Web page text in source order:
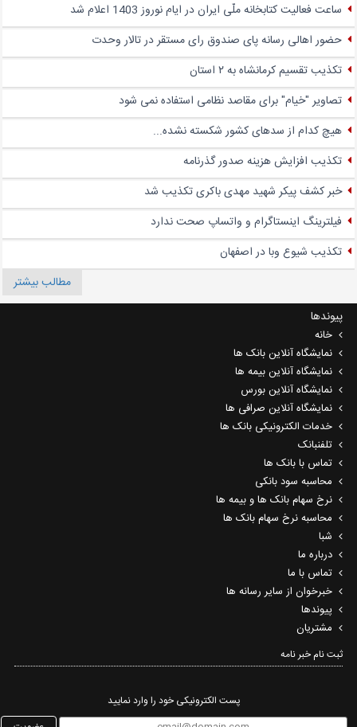
ساعت فعالیت کتابخانه ملّی ایران در ایام نوروز 1403 اعلام شد
حضور اهالی رسانه پای صندوق‌ رای مستقر در تالار وحدت
تکذیب تقسیم کرمانشاه به ۲ استان
تصاویر "خیام" برای مقاصد نظامی استفاده نمی شود
هیچ کدام از سدهای کشور شکسته نشده...
تکذیب افزایش هزینه صدور گذرنامه
خبر کشف پیکر شهید مهدی باکری تکذیب شد
فیلترینگ اینستاگرام و واتساپ صحت ندارد
تکذیب شیوع وبا در اصفهان
مطالب بیشتر
پیوندها
خانه
نمایشگاه آنلاین بانک ها
نمایشگاه آنلاین بیمه ها
نمایشگاه آنلاین بورس
نمایشگاه آنلاین صرافی ها
خدمات الکترونیکی بانک ها
تلفنبانک
تماس با بانک ها
محاسبه سود بانکی
نرخ سهام بانک ها و بیمه ها
محاسبه نرخ سهام بانک ها
شبا
درباره ما
تماس با ما
خبرخوان از سایر رسانه ها
پیوندها
مشتریان
ثبت نام خبر نامه‌
پست الکترونیکی خود را وارد نمایید